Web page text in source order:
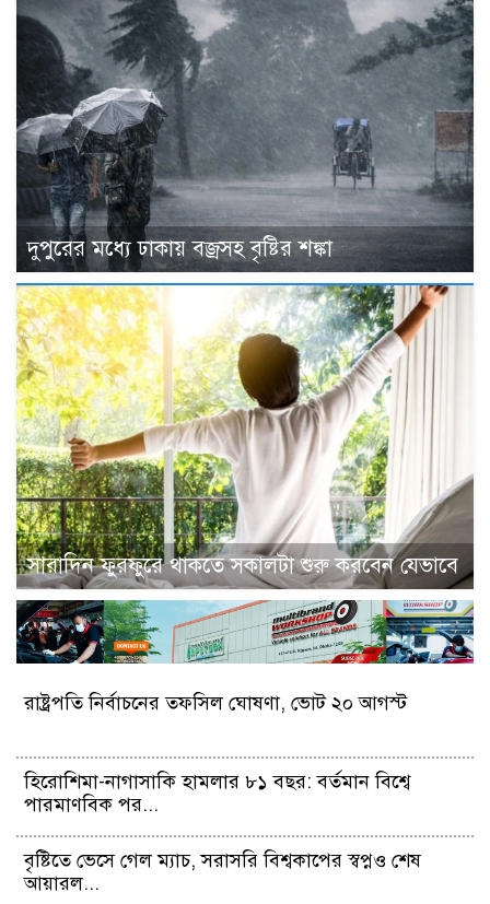
দুপুরের মধ্যে ঢাকায় বজ্রসহ বৃষ্টির শঙ্কা
সারাদিন ফুরফুরে থাকতে সকালটা শুরু করবেন যেভাবে
রাষ্ট্রপতি নির্বাচনের তফসিল ঘোষণা, ভোট ২০ আগস্ট
হিরোশিমা-নাগাসাকি হামলার ৮১ বছর: বর্তমান বিশ্বে
পারমাণবিক পর...
বৃষ্টিতে ভেসে গেল ম্যাচ, সরাসরি বিশ্বকাপের স্বপ্নও শেষ
আয়ারল...